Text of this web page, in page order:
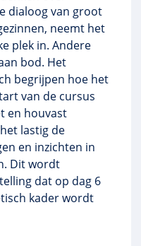
dialoog van groot
neemt het
plek in. Andere
bod. Het
begrijpen hoe het
van de cursus
en houvast
lastig de
en inzichten in
Dit wordt
dat op dag 6
kader wordt